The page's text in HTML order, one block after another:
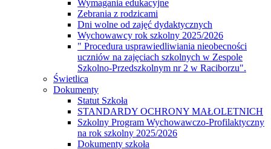
Wymagania edukacyjne
Zebrania z rodzicami
Dni wolne od zajęć dydaktycznych
Wychowawcy rok szkolny 2025/2026
" Procedura usprawiedliwiania nieobecności
uczniów na zajęciach szkolnych w Zespole
Szkolno-Przedszkolnym nr 2 w Raciborzu".
Świetlica
Dokumenty
Statut Szkoła
STANDARDY OCHRONY MAŁOLETNICH
Szkolny Program Wychowawczo-Profilaktyczny
na rok szkolny 2025/2026
Dokumenty szkoła